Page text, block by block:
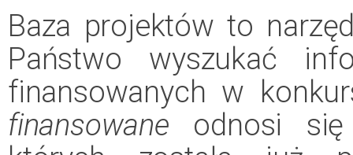
Baza projektów to
Państwo wyszukać
finansowanych w
finansowane odnosi